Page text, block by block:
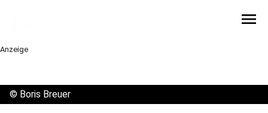
menu
Anzeige
© Boris Breuer